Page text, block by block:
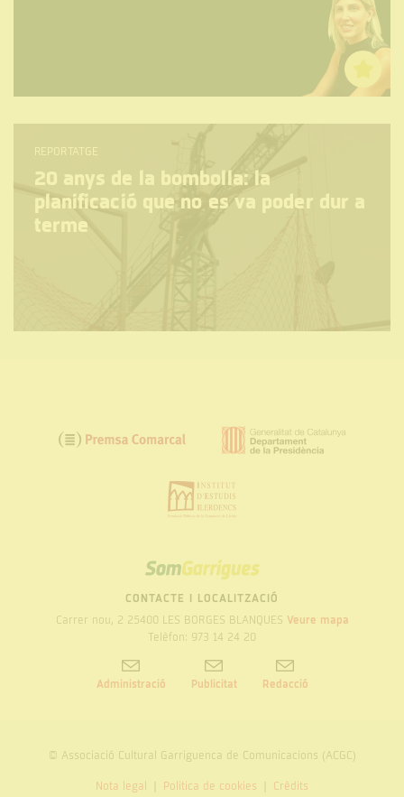
REPORTATGE
20 anys de la bombolla: la
planificació que no es va poder dur a
terme
SOM
GARRIGUES
CONTACTE I LOCALITZACIÓ
Carrer nou, 2 25400 LES BORGES BLANQUES Veure mapa
Telèfon: 973 14 24 20
Administració Publicitat Redacció
© Associació Cultural Garriguenca de Comunicacions (ACGC)
Nota legal Politica de cookies Crèdits